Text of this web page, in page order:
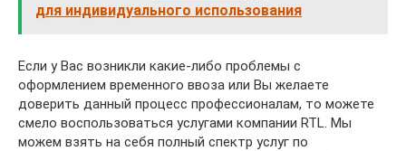
для индивидуального использования
Если у Вас возникли какие-либо проблемы с
оформлением временного ввоза или Вы желаете
доверить данный процесс профессионалам, то можете
смело воспользоваться услугами компании RTL. Мы
можем взять на себя полный спектр услуг по